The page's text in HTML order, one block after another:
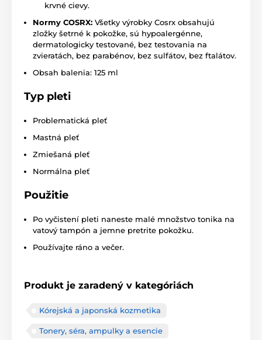
krvné cievy.
Normy COSRX: Všetky výrobky Cosrx obsahujú
zložky šetrné k pokožke, sú hypoalergénne,
dermatologicky testované, bez testovania na
zvieratách, bez parabénov, bez sulfátov, bez ftalátov.
Obsah balenia: 125 ml
Typ pleti
Problematická pleť
Mastná pleť
Zmiešaná pleť
Normálna pleť
Použitie
Po vyčistení pleti naneste malé množstvo tonika na
vatový tampón a jemne pretrite pokožku.
Používajte ráno a večer.
Produkt je zaradený v kategóriách
Kórejská a japonská kozmetika
Tonery, séra, ampulky a esencie